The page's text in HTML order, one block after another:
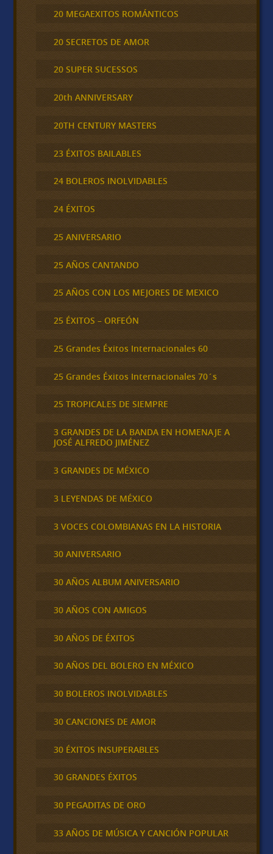
20 MEGAEXITOS ROMÁNTICOS
20 SECRETOS DE AMOR
20 SUPER SUCESSOS
20th ANNIVERSARY
20TH CENTURY MASTERS
23 ÉXITOS BAILABLES
24 BOLEROS INOLVIDABLES
24 ÉXITOS
25 ANIVERSARIO
25 AÑOS CANTANDO
25 AÑOS CON LOS MEJORES DE MEXICO
25 ÉXITOS – ORFEÓN
25 Grandes Éxitos Internacionales 60
25 Grandes Éxitos Internacionales 70´s
25 TROPICALES DE SIEMPRE
3 GRANDES DE LA BANDA EN HOMENAJE A
JOSÉ ALFREDO JIMÉNEZ
3 GRANDES DE MÉXICO
3 LEYENDAS DE MÉXICO
3 VOCES COLOMBIANAS EN LA HISTORIA
30 ANIVERSARIO
30 AÑOS ALBUM ANIVERSARIO
30 AÑOS CON AMIGOS
30 AÑOS DE ÉXITOS
30 AÑOS DEL BOLERO EN MÉXICO
30 BOLEROS INOLVIDABLES
30 CANCIONES DE AMOR
30 ÉXITOS INSUPERABLES
30 GRANDES ÉXITOS
30 PEGADITAS DE ORO
33 AÑOS DE MÚSICA Y CANCIÓN POPULAR